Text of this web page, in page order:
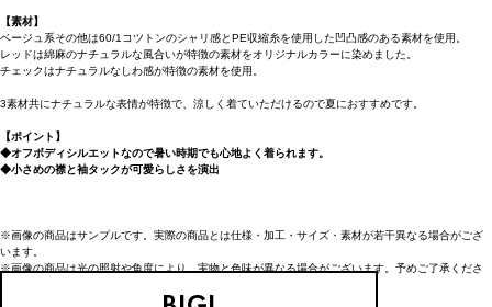
【素材】
ベージュ系その他は60/1コツトンのシャリ感とPE収縮糸を使用した凹凸感のある素材を使用。
レッドは綿麻のナチュラルな風合いが特徴の素材をオリジナルカラーに染めました。
チェックはナチュラルなしわ感が特徴の素材を使用。
3素材共にナチュラルな表情が特徴で、涼しく着ていただけるので夏におすすめです。
【ポイント】
◆オフボディシルエットなので暑い時期でも心地よく着られます。
◆小さめの襟と袖タックが可愛らしさを演出
※画像の商品はサンプルです。実際の商品とは仕様・加工・サイズ・素材が若干異なる場合がござ
います。
※画像の商品は光の照射や角度により、実物と色味が異なる場合がございます。予めご了承くださ